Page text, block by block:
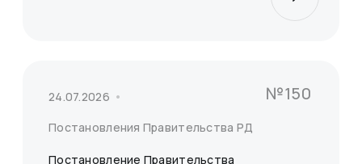
24.07.2026
Постановления Правительства РД
№150
Постановление Правительства